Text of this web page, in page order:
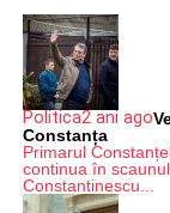
Politica2 ani ago
Constanța
Primarul
continua în
Constantinescu...